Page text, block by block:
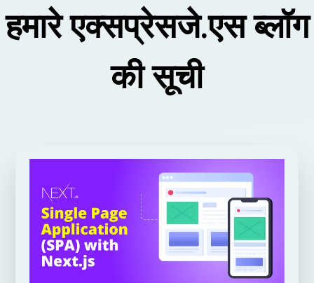
हमारे एक्सप्रेसजे.एस ब्लॉग
की सूची